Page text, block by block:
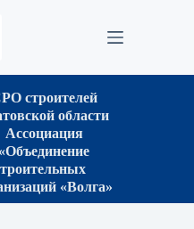
строителей
области
Ассоциация
«Объединение
«Волга»